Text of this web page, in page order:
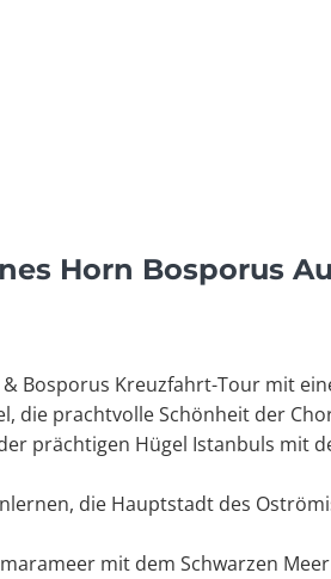
Horn Bosporus
Bosporus Kreuzfahrt-Tour mit
die prachtvolle Schönheit der
prächtigen Hügel Istanbuls mit
die Hauptstadt des
mit dem Schwarzen